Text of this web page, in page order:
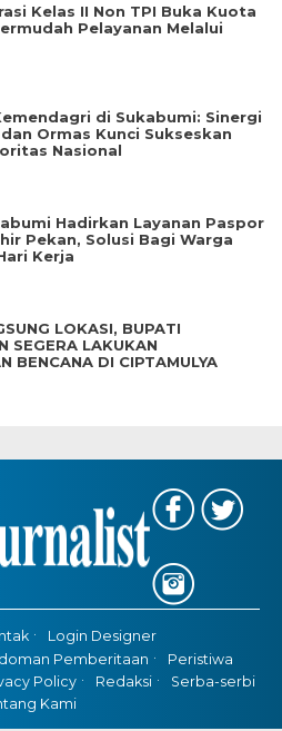
Kelas II Non TPI Buka Kuota
Pelayanan Melalui
di Sukabumi: Sinergi
Ormas Kunci Sukseskan
Nasional
Hadirkan Layanan Paspor
Pekan, Solusi Bagi Warga
Kerja
LOKASI, BUPATI
SEGERA LAKUKAN
BENCANA DI CIPTAMULYA
Login Designer
Pemberitaan
Peristiwa
Policy
Redaksi
Serba-serbi
Kami